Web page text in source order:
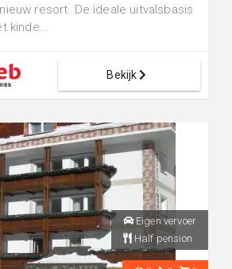
resort. De ideale uitvalsbasis
kinde...
Bekijk
Eigen vervoer
Half pension